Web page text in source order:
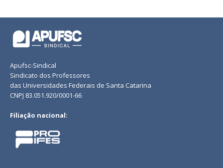
Apufsc-Sindical
Sindicato dos Professores
das Universidades Federais de Santa Catarina
CNPJ 83.051.920/0001-66
Filiação nacional: